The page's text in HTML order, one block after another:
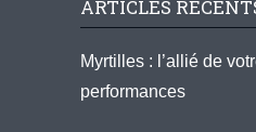
ARTICLES
Myrtilles : l’allié de
performances